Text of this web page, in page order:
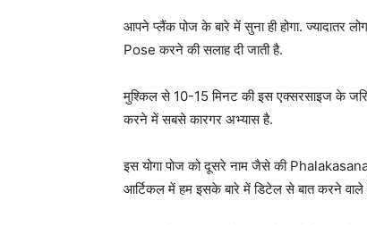
आपने प्लैंक पोज के बारे में सुना ही होगा. ज्यादातर
Pose करने की सलाह दी जाती है.
मुश्किल से 10-15 मिनट की इस एक्सरसाइज के
करने में सबसे कारगर अभ्यास है.
इस योगा पोज को दूसरे नाम जैसे की
आर्टिकल में हम इसके बारे में डिटेल से बात करने वाले